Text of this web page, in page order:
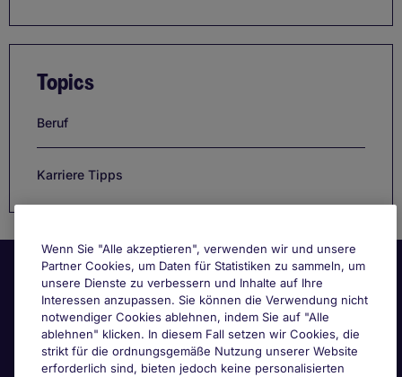
Topics
Beruf
Karriere Tipps
Nützliche Links
Wenn Sie "Alle akzeptieren", verwenden wir und unsere
Partner Cookies, um Daten für Statistiken zu sammeln, um
unsere Dienste zu verbessern und Inhalte auf Ihre
Interessen anzupassen. Sie können die Verwendung nicht
notwendiger Cookies ablehnen, indem Sie auf "Alle
ablehnen" klicken. In diesem Fall setzen wir Cookies, die
strikt für die ordnungsgemäße Nutzung unserer Website
erforderlich sind, bieten jedoch keine personalisierten